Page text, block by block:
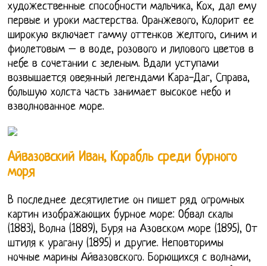
художественные способности мальчика, Кох, дал ему
первые и уроки мастерства. Оранжевого, Колорит ее
широкую включает гамму оттенков желтого, синим и
фиолетовым – в воде, розового и лилового цветов в
небе в сочетании с зеленым. Вдали уступами
возвышается овеянный легендами Кара-Даг, Справа,
большую холста часть занимает высокое небо и
взволнованное море.
Айвазовский Иван, Корабль среди бурного
моря
В последнее десятилетие он пишет ряд огромных
картин изображающих бурное море: Обвал скалы
(1883), Волна (1889), Буря на Азовском море (1895), От
штиля к урагану (1895) и другие. Неповторимы
ночные марины Айвазовского. Борющихся с волнами,